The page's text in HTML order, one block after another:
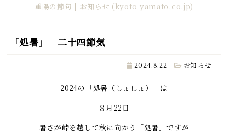
重陽の節句 | お知らせ (kyoto-yamato.co.jp)
「処暑」 二十四節気
2024.8.22 お知らせ
2024の「処暑（しょしょ）」は
８月22日
暑さが峠を越して秋に向かう「処暑」ですが